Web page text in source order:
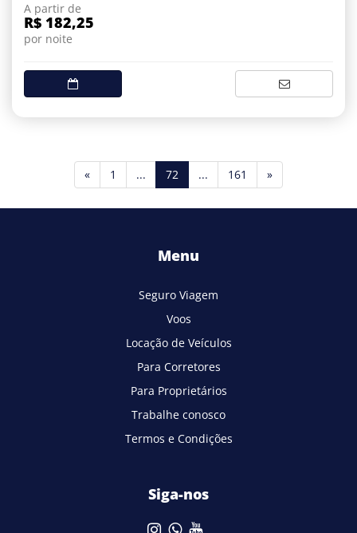
A partir de
R$ 182,25
por noite
« 1 ... 72 ... 161 »
Menu
Seguro Viagem
Voos
Locação de Veículos
Para Corretores
Para Proprietários
Trabalhe conosco
Termos e Condições
Siga-nos